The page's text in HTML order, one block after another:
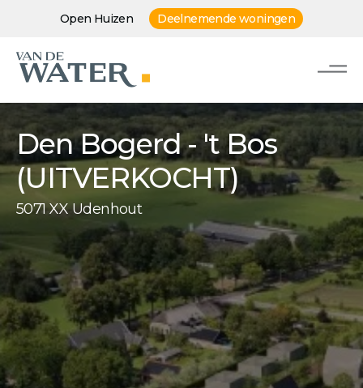
Open Huizen Deelnemende woningen
Den Bogerd - 't Bos
(UITVERKOCHT)
5071 XX Udenhout